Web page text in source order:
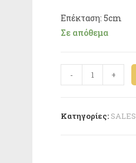
Επέκταση: 5cm
Σε απόθεμα
- +
Κατηγορίες: SALES